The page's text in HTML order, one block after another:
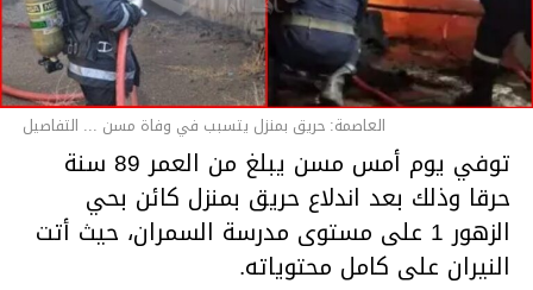
العاصمة: حريق بمنزل يتسبب في وفاة مسن ... التفاصيل
توفي يوم أمس مسن يبلغ من العمر 89 سنة
حرقا وذلك بعد اندلاع حريق بمنزل كائن بحي
الزهور 1 على مستوى مدرسة السمران، حيث أتت
النيران على كامل محتوياته.